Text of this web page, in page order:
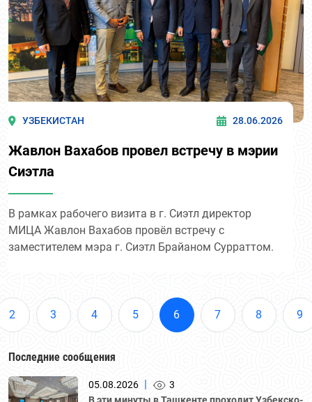
УЗБЕКИСТАН 28.06.2026
Жавлон Вахабов провел встречу в мэрии
Сиэтла
В рамках рабочего визита в г. Сиэтл директор
МИЦА Жавлон Вахабов провёл встречу с
заместителем мэра г. Сиэтл Брайаном Сурраттом.
2 3 4 5 6 7 8 9
Последние сообщения
05.08.2026 |
3
В эти минуты в Ташкенте проходит Узбекско-